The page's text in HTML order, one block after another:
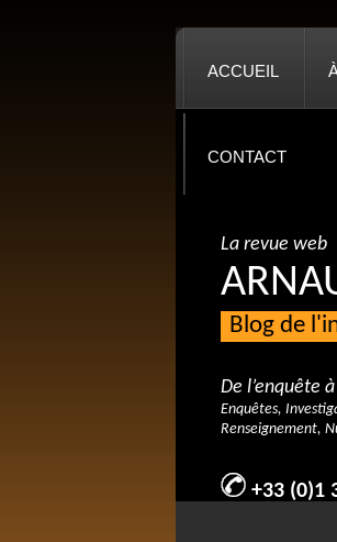
ACCUEIL
CONTACT
La revue web
Blog de
De l’enquête
Enquêtes,
Renseignement,
+33 (0)1